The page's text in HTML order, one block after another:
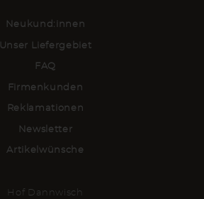
Neukund:innen
Unser Liefergebiet
FAQ
Firmenkunden
Reklamationen
Newsletter
Artikelwünsche
Hof Dannwisch